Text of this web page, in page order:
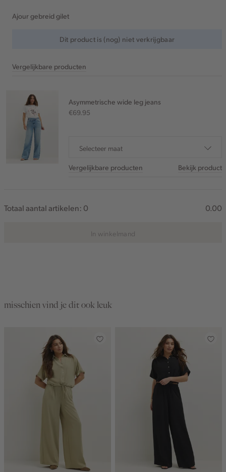
Ajour gebreid gilet
Dit product is (nog) niet verkrijgbaar
Vergelijkbare producten
Asymmetrische wide leg jeans
€69.95
Selecteer maat
Vergelijkbare producten Bekijk product
Totaal aantal artikelen: 0 0.00
In winkelmand
misschien vind je dit ook leuk